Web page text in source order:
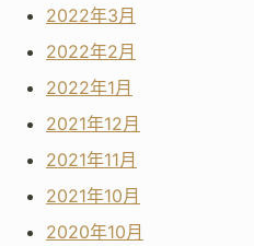
2022年3月
2022年2月
2022年1月
2021年12月
2021年11月
2021年10月
2020年10月